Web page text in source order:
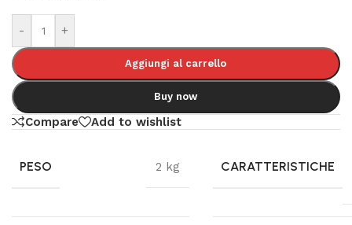
- +
Aggiungi al carrello
Buy now
Compare Add to wishlist
PESO 2 kg CARATTERISTICHE